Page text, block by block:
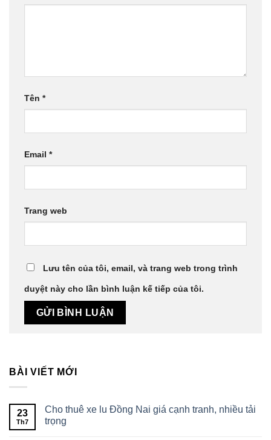
Tên *
Email *
Trang web
Lưu tên của tôi, email, và trang web trong trình
duyệt này cho lần bình luận kế tiếp của tôi.
BÀI VIẾT MỚI
23
Th7
Cho thuê xe lu Đồng Nai giá cạnh tranh, nhiều tải
trọng